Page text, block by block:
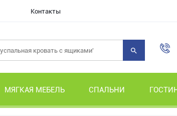
Контакты
МЯГКАЯ МЕБЕЛЬ СПАЛЬНИ